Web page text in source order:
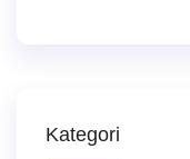
Kategori